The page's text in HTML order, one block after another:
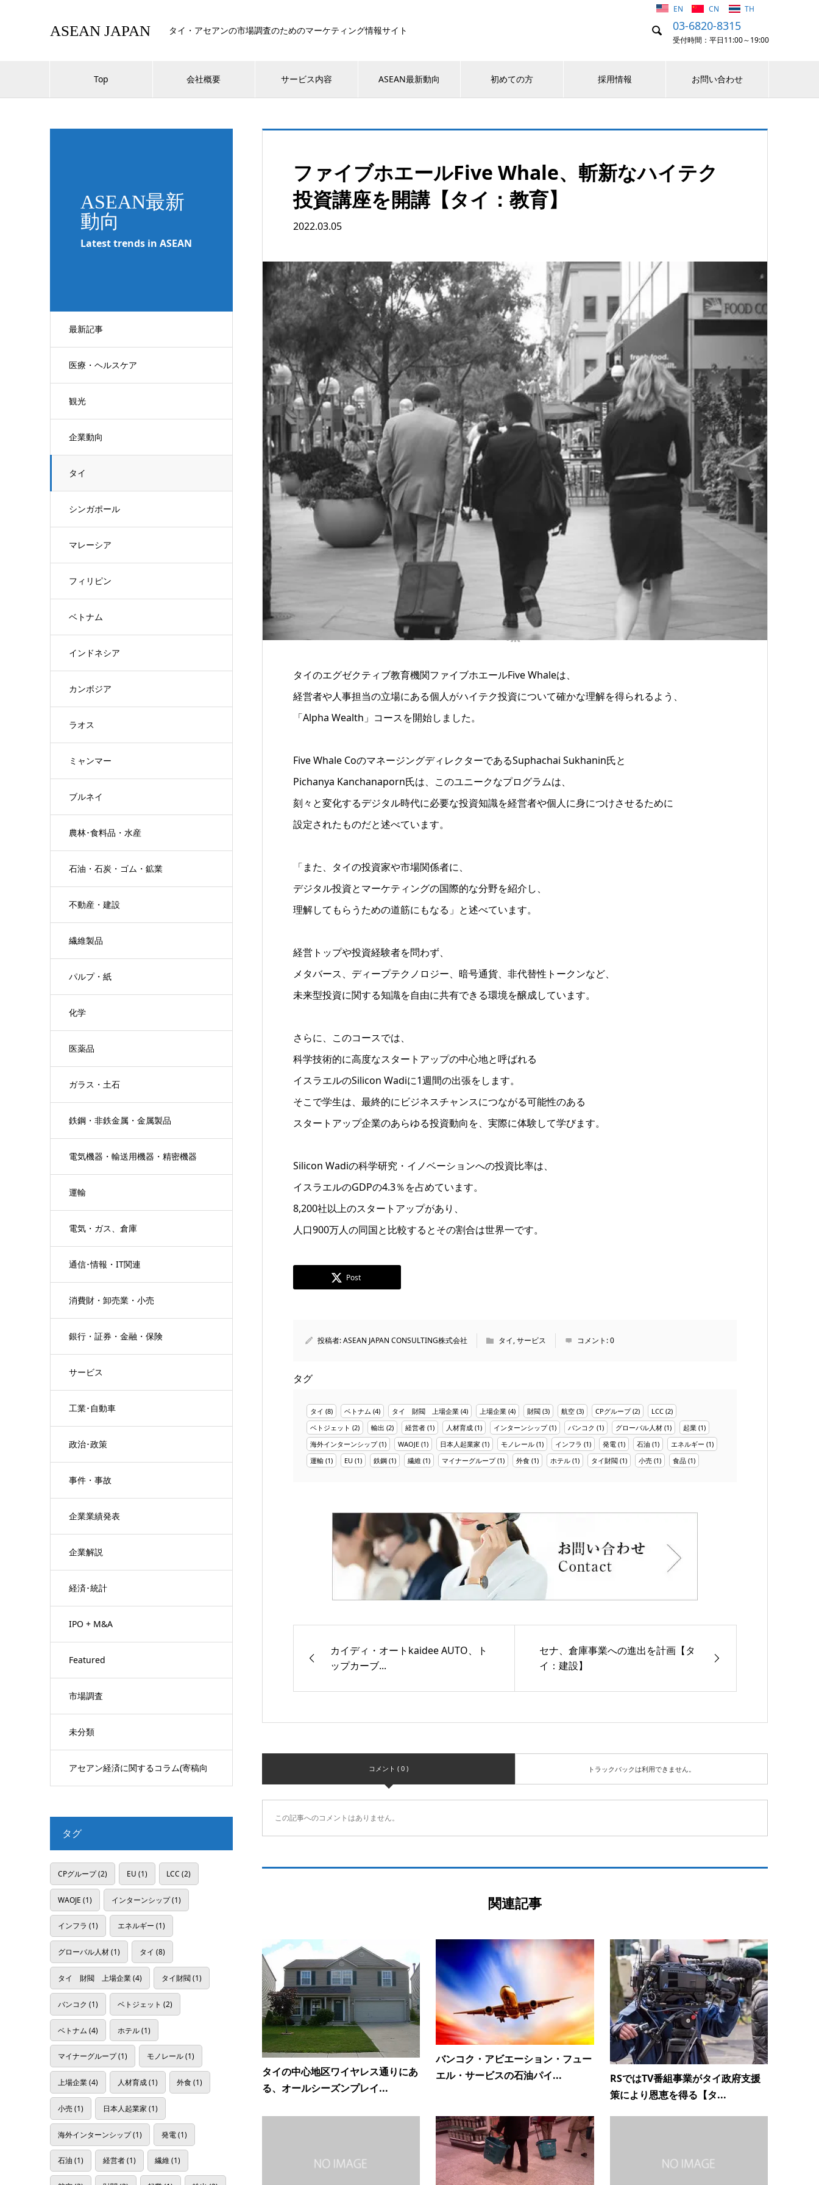
ASEAN JAPAN タイ・アセアンの市場調査のためのマーケティング情報サイト  03-6820-8315
受付時間：平日11:00～19:00
EN CN TH
Top 会社概要 サービス内容 ASEAN最新動向 初めての方 採用情報 お問い合わせ
ASEAN最新
動向
Latest trends in ASEAN
最新記事
医療・ヘルスケア
観光
企業動向
タイ
シンガポール
マレーシア
フィリピン
ベトナム
インドネシア
カンボジア
ラオス
ミャンマー
ブルネイ
農林･食料品・水産
石油・石炭・ゴム・鉱業
不動産・建設
繊維製品
パルプ・紙
化学
医薬品
ガラス・土石
鉄鋼・非鉄金属・金属製品
電気機器・輸送用機器・精密機器
運輸
電気・ガス、倉庫
通信･情報・IT関連
消費財・卸売業・小売
銀行・証券・金融・保険
サービス
工業･自動車
政治･政策
事件・事故
企業業績発表
企業解説
経済･統計
IPO + M&A
Featured
市場調査
未分類
アセアン経済に関するコラム(寄稿向
ファイブホエールFive Whale、斬新なハイテク
投資講座を開講【タイ：教育】
2022.03.05
タイのエグゼクティブ教育機関ファイブホエールFive Whaleは、
経営者や人事担当の立場にある個人がハイテク投資について確かな理解を得られるよう、
「Alpha Wealth」コースを開始しました。
Five Whale CoのマネージングディレクターであるSuphachai Sukhanin氏と
Pichanya Kanchanaporn氏は、このユニークなプログラムは、
刻々と変化するデジタル時代に必要な投資知識を経営者や個人に身につけさせるために
設定されたものだと述べています。
「また、タイの投資家や市場関係者に、
デジタル投資とマーケティングの国際的な分野を紹介し、
理解してもらうための道筋にもなる」と述べています。
経営トップや投資経験者を問わず、
メタバース、ディープテクノロジー、暗号通貨、非代替性トークンなど、
未来型投資に関する知識を自由に共有できる環境を醸成しています。
さらに、このコースでは、
科学技術的に高度なスタートアップの中心地と呼ばれる
イスラエルのSilicon Wadiに1週間の出張をします。
そこで学生は、最終的にビジネスチャンスにつながる可能性のある
スタートアップ企業のあらゆる投資動向を、実際に体験して学びます。
Silicon Wadiの科学研究・イノベーションへの投資比率は、
イスラエルのGDPの4.3％を占めています。
8,200社以上のスタートアップがあり、
人口900万人の同国と比較するとその割合は世界一です。
Post
投稿者:ASEAN JAPAN CONSULTING株式会社 タイ,サービス コメント:0
タグ
タイ (8) ベトナム (4) タイ 財閥 上場企業 (4) 上場企業 (4) 財閥 (3) 航空 (3) CPグループ(2) LCC (2)
ベトジェット (2) 輸出 (2) 経営者 (1) 人材育成 (1) インターンシップ(1) バンコク (1) グローバル人材 (1) 起業 (1)
海外インターンシップ(1) WAOJE (1) 日本人起業家 (1) モノレール (1) インフラ (1) 発電 (1) 石油 (1) エネルギー (1)
運輸 (1) EU (1) 鉄鋼 (1) 繊維 (1) マイナーグループ(1) 外食 (1) ホテル (1) タイ財閥 (1) 小売 (1) 食品 (1)
カイディ・オートkaidee AUTO、ト
ップカーブ...
セナ、倉庫事業への進出を計画【タ
イ：建設】
コメント ( 0 ) トラックバックは利用できません。
この記事へのコメントはありません。
関連記事
タイの中心地区ワイヤレス通りにあ
る、オールシーズンプレイ...
バンコク・アビエーション・フュー
エル・サービスの石油パイ...
RSではTV番組事業がタイ政府支援
策により恩恵を得る【タ...
タグ
CPグループ(2) EU (1) LCC (2)
WAOJE (1) インターンシップ(1)
インフラ (1) エネルギー (1)
グローバル人材(1) タイ (8)
タイ 財閥 上場企業(4) タイ財閥(1)
バンコク (1) ベトジェット (2)
ベトナム (4) ホテル(1)
マイナーグループ(1) モノレール(1)
上場企業(4) 人材育成(1) 外食(1)
小売(1) 日本人起業家 (1)
海外インターンシップ(1) 発電(1)
石油 (1) 経営者(1) 繊維(1)